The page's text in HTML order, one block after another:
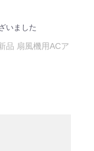
いました
品 扇風機用ACア